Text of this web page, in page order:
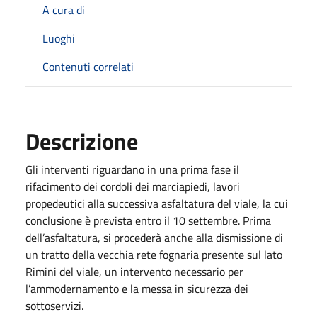
A cura di
Luoghi
Contenuti correlati
Descrizione
Gli interventi riguardano in una prima fase il
rifacimento dei cordoli dei marciapiedi, lavori
propedeutici alla successiva asfaltatura del viale, la cui
conclusione è prevista entro il 10 settembre. Prima
dell’asfaltatura, si procederà anche alla dismissione di
un tratto della vecchia rete fognaria presente sul lato
Rimini del viale, un intervento necessario per
l’ammodernamento e la messa in sicurezza dei
sottoservizi.